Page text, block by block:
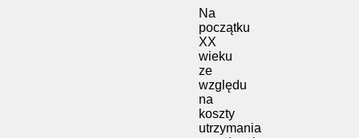
Na
początku
XX
wieku
ze
względu
na
koszty
utrzymania